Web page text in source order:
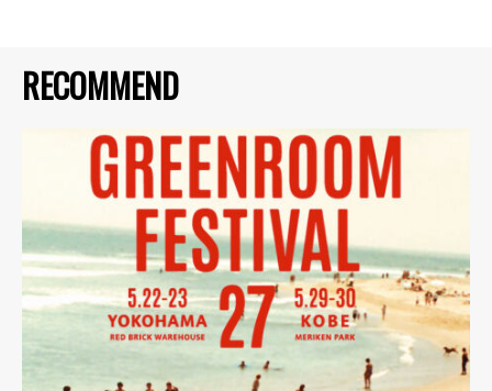
RECOMMEND